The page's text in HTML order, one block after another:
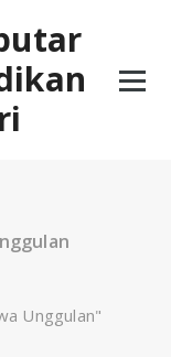
Unggulan"